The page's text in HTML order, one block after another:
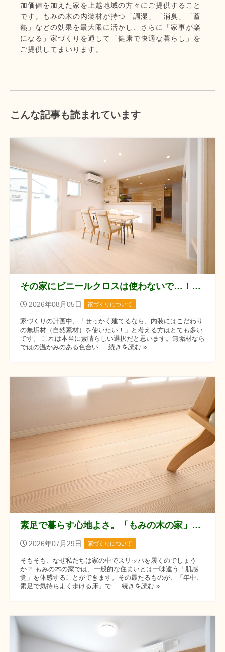
加価値を加えた家を上越地域の方々にご提供すること
です。もみの木の内装材が持つ「調湿」「消臭」「蓄
熱」などの効果を最大限に活かし、さらに「家事が楽
になる」家づくりを通して「健康で快適な暮らし」を
ご提供してまいります。
こんな記事も読まれています
その家にビニールクロスは使わないで…！自然素材の家づくりで大後悔する落とし穴
2026年08月05日 家づくりについて
家づくりの計画中、「せっかく建てるなら、内装にはこだわり
の無垢材（自然素材）を使いたい！」と考える方はとても多い
です。 これは本当に素晴らしい選択だと思います。無垢材なら
ではの温かみのある色合い ... 続きを読む »
素足で暮らす心地よさ。「もみの木の家」にスリッパがいらない理由
2026年07月29日 家づくりについて
そもそも、なぜ私たちは家の中でスリッパを履くのでしょう
か？ もみの木の家では、一般的な住まいとは一味違う「肌感
覚」を体感することができます。その最たるものが、「年中、
素足で気持ちよく歩ける床」で ... 続きを読む »